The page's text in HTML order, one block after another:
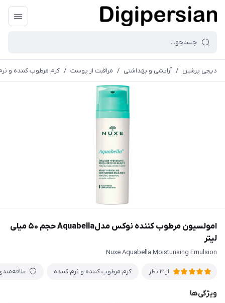
دیجی پرشین / آرایشی و بهداشتی / مراقبت از پوست / کرم مرطوب کننده و
امولسیون مرطوب کننده نوکس مدلAquabella حجم ۵۰ میلی
لیتر
Nuxe Aquabella Moisturising Emulsion
از 3 نظر کرم مرطوب کننده و نرم کننده
ویژگی‌ها